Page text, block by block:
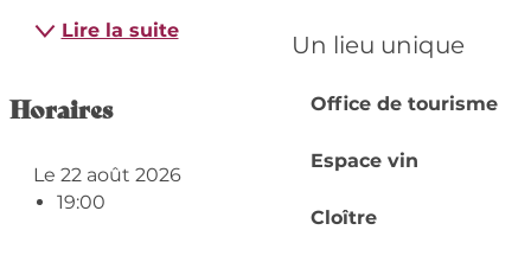
Un lieu unique
Office de tourisme
Espace vin
Cloître
Lire la suite
Horaires
Le 22 août 2026
19:00